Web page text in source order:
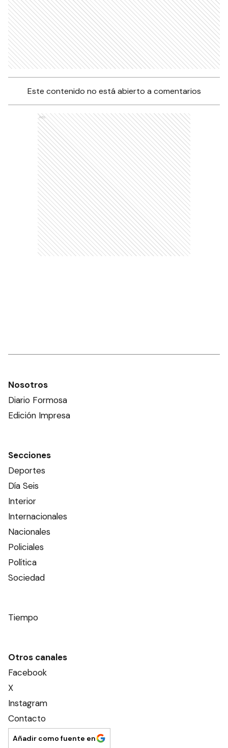
Este contenido no está abierto a comentarios
Ads
Nosotros
Diario Formosa
Edición Impresa
Secciones
Deportes
Día Seis
Interior
Internacionales
Nacionales
Policiales
Política
Sociedad
Tiempo
Otros canales
Facebook
X
Instagram
Contacto
Añadir como fuente en